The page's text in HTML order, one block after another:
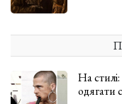
На
одягати